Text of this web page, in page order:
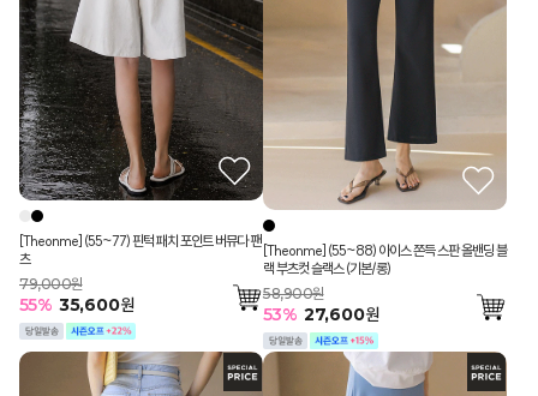
[Theonme] (55~77) 핀턱 패치 포인트 버뮤다 팬
츠
79,000원
55% 35,600원
[Theonme] (55~88) 아이스 쫀득 스판 올밴딩 블
랙 부츠컷 슬랙스 (기본/롱)
58,900원
53% 27,600원